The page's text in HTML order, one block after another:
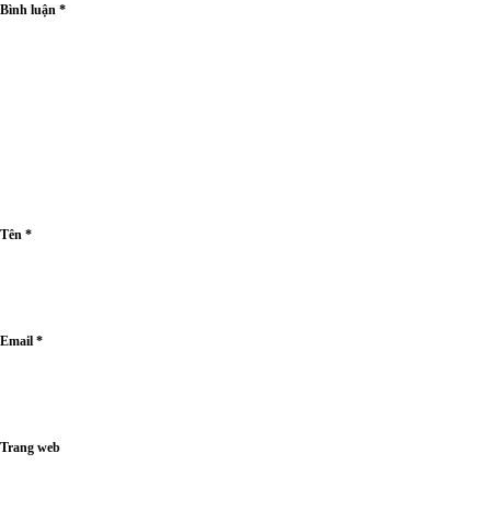
Bình luận *
Tên *
Email *
Trang web